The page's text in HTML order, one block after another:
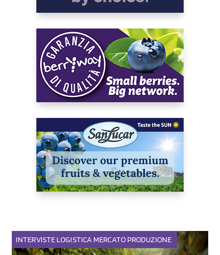
INTERVISTE LOGISTICA MERCATO PRODUZIONE